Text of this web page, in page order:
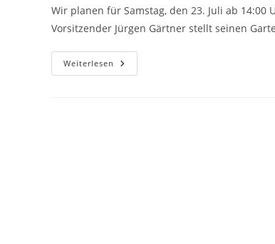
Wir planen für Samstag, den 23. Juli ab
Vorsitzender Jürgen Gärtner stellt seinen
Weiterlesen Sommerfest
Am